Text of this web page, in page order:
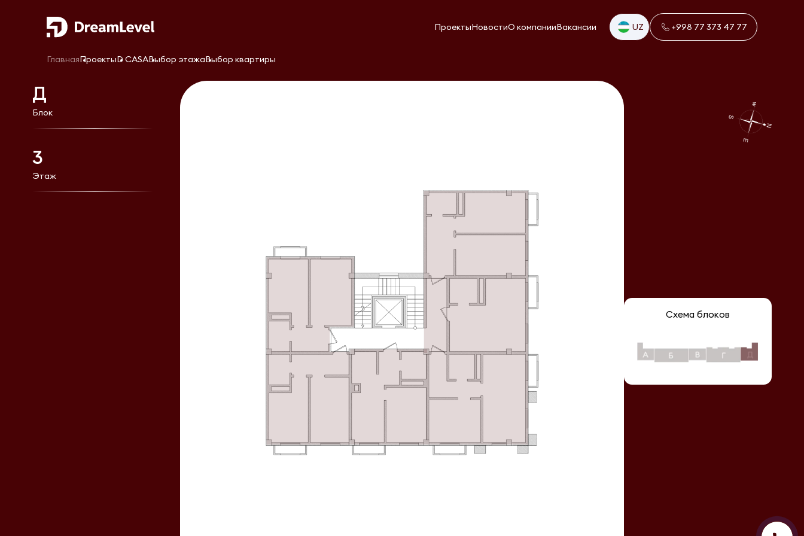
ПроектыНовостиО компанииВакансии UZ +998 77 373 47 77
ГлавнаяПроектыD CASAВыбор этажаВыбор квартиры
Д
Блок
3
Этаж
Схема блоков